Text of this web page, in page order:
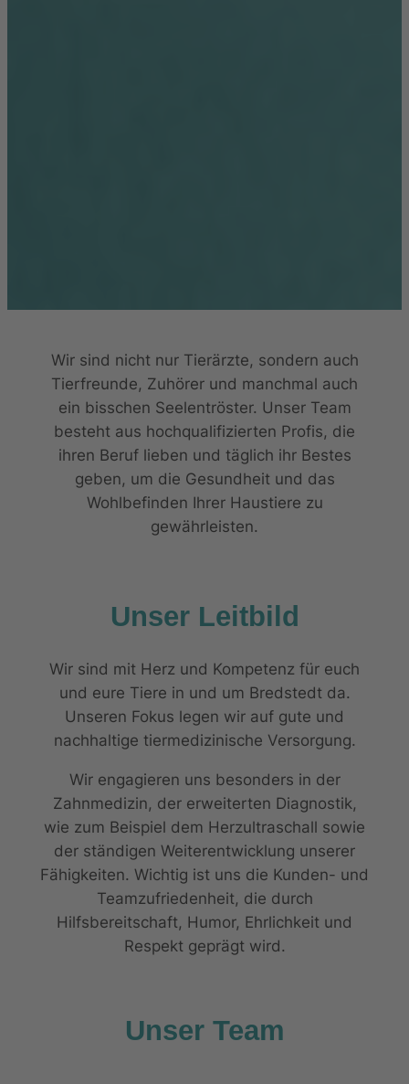
Wir sind nicht nur Tierärzte, sondern auch
Tierfreunde, Zuhörer und manchmal auch
ein bisschen Seelentröster. Unser Team
besteht aus hochqualifizierten Profis, die
ihren Beruf lieben und täglich ihr Bestes
geben, um die Gesundheit und das
Wohlbefinden Ihrer Haustiere zu
gewährleisten.
Unser Leitbild
Wir sind mit Herz und Kompetenz für euch
und eure Tiere in und um Bredstedt da.
Unseren Fokus legen wir auf gute und
nachhaltige tiermedizinische Versorgung.
Wir engagieren uns besonders in der
Zahnmedizin, der erweiterten Diagnostik,
wie zum Beispiel dem Herzultraschall sowie
der ständigen Weiterentwicklung unserer
Fähigkeiten. Wichtig ist uns die Kunden- und
Teamzufriedenheit, die durch
Hilfsbereitschaft, Humor, Ehrlichkeit und
Respekt geprägt wird.
Unser Team